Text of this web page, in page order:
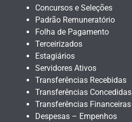
Concursos e Seleções
Padrão Remuneratório
Folha de Pagamento
Terceirizados
Estagiários
Servidores Ativos
Transferências Recebidas
Transferências Concedidas
Transferências Financeiras
Despesas – Empenhos